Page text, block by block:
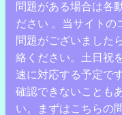
問題がある場合は各
ださい 。当サイトの
問題がございました
絡ください。土日祝
速に対応する予定で
確認できないことも
い。まずはこちらの